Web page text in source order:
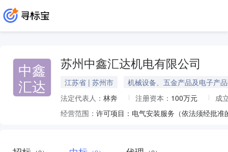
中鑫
汇达
苏州中鑫汇达机电有限公司
江苏省 | 苏州市
机械设备、五金产品及电子产
法定代表人： 林奔 注册资本： 100万元
成
经营范围：